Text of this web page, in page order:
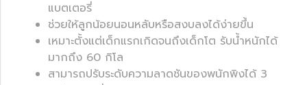
แบตเตอรี่
ช่วยให้ลูกน้อยนอนหลับหรือสงบลงได้ง่ายขึ้น
เหมาะตั้งแต่เด็กแรกเกิดจนถึงเด็กโต รับน้ำหนักได้
มากถึง 60 กิโล
สามารถปรับระดับความลาดชันของพนักพิงได้ 3